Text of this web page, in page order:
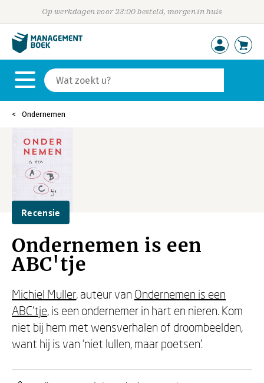
Op werkdagen voor 23:00 besteld, morgen in huis
Ondernemen
Recensie
Ondernemen is een
ABC'tje
Michiel Muller, auteur van Ondernemen is een
ABC'tje, is een ondernemer in hart en nieren. Kom
niet bij hem met wensverhalen of droombeelden,
want hij is van ‘niet lullen, maar poetsen’.